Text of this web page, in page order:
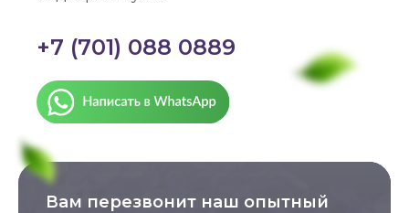
+7 (701) 088 0889
Вам перезвонит наш опытный